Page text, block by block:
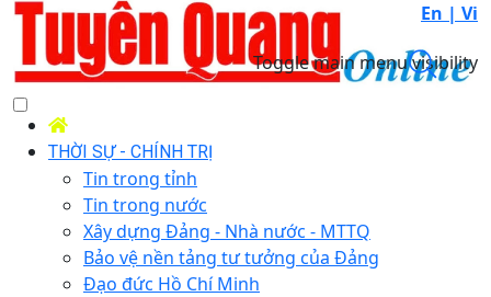
En | Vi
Toggle main menu visibility
THỜI SỰ - CHÍNH TRỊ
Tin trong tỉnh
Tin trong nước
Xây dựng Đảng - Nhà nước - MTTQ
Bảo vệ nền tảng tư tưởng của Đảng
Đạo đức Hồ Chí Minh